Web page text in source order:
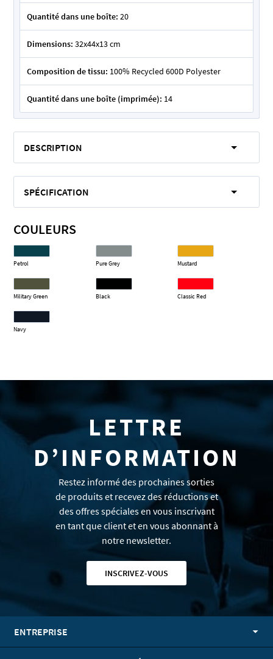
Quantité dans une boîte: 20
Dimensions: 32x44x13 cm
Composition de tissu: 100% Recycled 600D Polyester
Quantité dans une boîte (imprimée): 14
DESCRIPTION
SPÉCIFICATION
COULEURS
Petrol Pure Grey Mustard
Military Green Black Classic Red
Navy
LETTRE
D’INFORMATION
Restez informé des prochaines sorties
de produits et recevez des réductions et
des offres spéciales en vous inscrivant
en tant que client et en vous abonnant à
notre newsletter.
INSCRIVEZ-VOUS
ENTREPRISE